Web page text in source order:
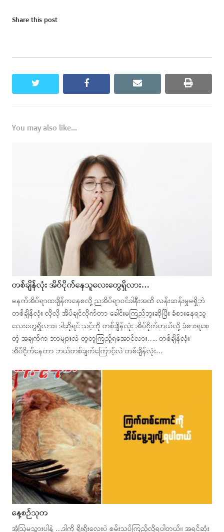
Share this post
twitter facebook email print
You may also like...
တစ်ချိန်လုံး အိပ်ငိုက်နေသူလေးတွေရှိလား…
မနက်အိပ်ရာထချိန်ကနေစလို့ ညအိပ်ရာဝင်ခါနီးအထိ လန်းဆန်းမှုမရှိဘဲ
တစ်ချိန်လုံး လိုလို အိပ်ချင်လိုက်တာ ခေါင်းမကြည်ဘူးဆိုပြီး ခံစားနေရသူ
လေးတွေရှိလား။ ဒါဆိုရင် သင့်ကို တစ်ချိန်လုံး အိပ်ငိုက်တယ်လို့ ခံစားရစေ
တဲ့ အချက်က ဘာများလဲ တူတူကြည့်ရအောင်လား….. တစ်ချိန်လုံး
အိပ်ငိုက်နေတာ ဘယ်တစ်ချက်ကြောင့်လဲ တစ်ချိန်လုံး…
နေ့စဉ်သုတ
အံ့ဩမသွားပါနဲ့ …ဒါကို ရိုးရိုးလေးပဲ စမ်းသပ်ကြည့်လို့ရပါတယ်။ အရင်ဆုံး